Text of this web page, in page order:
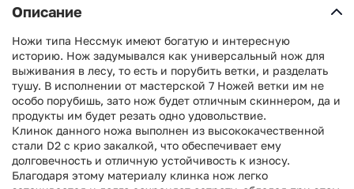
Описание
Ножи типа Нессмук имеют богатую и интересную
историю. Нож задумывался как универсальный нож для
выживания в лесу, то есть и порубить ветки, и разделать
тушу. В исполнении от мастерской 7 Ножей ветки им не
особо порубишь, зато нож будет отличным скиннером, да и
продукты им будет резать одно удовольствие.
Клинок данного ножа выполнен из высококачественной
стали D2 с крио закалкой, что обеспечивает ему
долговечность и отличную устойчивость к износу.
Благодаря этому материалу клинка нож легко